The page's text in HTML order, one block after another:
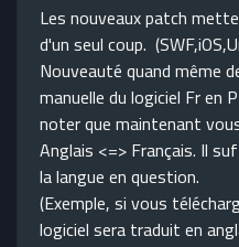
Les nouveaux patch
d'un seul coup.
Nouveauté quand même
manuelle du logiciel Fr en
noter que maintenant
Anglais <=> Français. Il
la langue en question.
(Exemple, si vous
logiciel sera traduit en